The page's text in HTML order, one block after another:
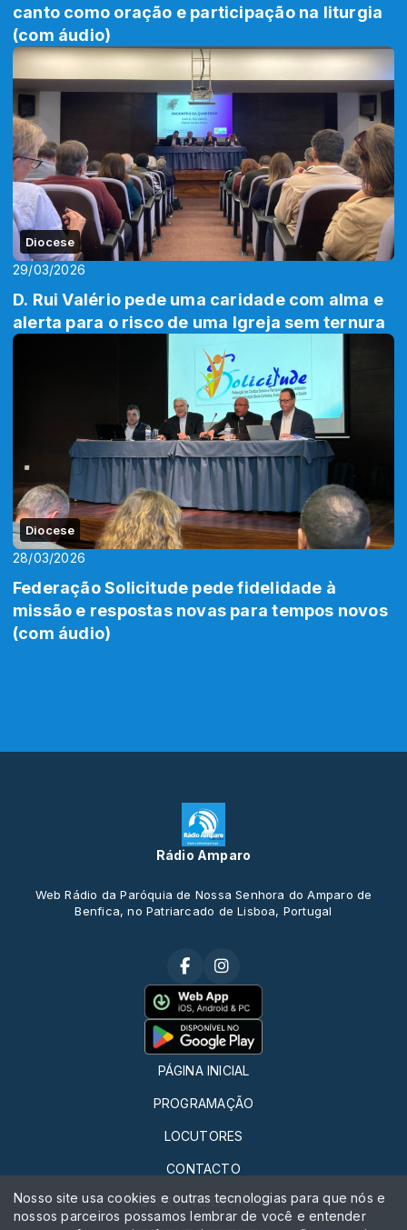
canto como oração e participação na liturgia
(com áudio)
Diocese
29/03/2026
D. Rui Valério pede uma caridade com alma e
alerta para o risco de uma Igreja sem ternura
Diocese
28/03/2026
Federação Solicitude pede fidelidade à
missão e respostas novas para tempos novos
(com áudio)
Rádio Amparo
Web Rádio da Paróquia de Nossa Senhora do Amparo de
Benfica, no Patriarcado de Lisboa, Portugal
PÁGINA INICIAL
PROGRAMAÇÃO
LOCUTORES
CONTACTO
QUERO FAZER RÁDIO
Nosso site usa cookies e outras tecnologias para que nós e
nossos parceiros possamos lembrar de você e entender